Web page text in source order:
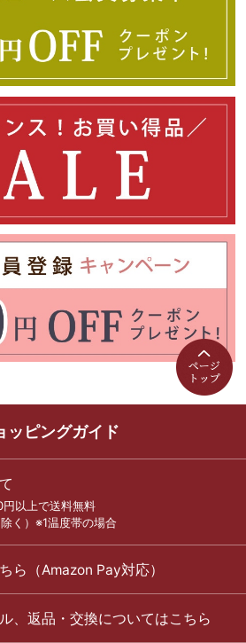
ッピングガイド
以上で送料無料
く）※1温度帯の場合
ら（Amazon Pay対応）
、返品・交換についてはこちら